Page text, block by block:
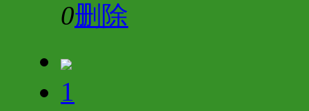
0删除
1